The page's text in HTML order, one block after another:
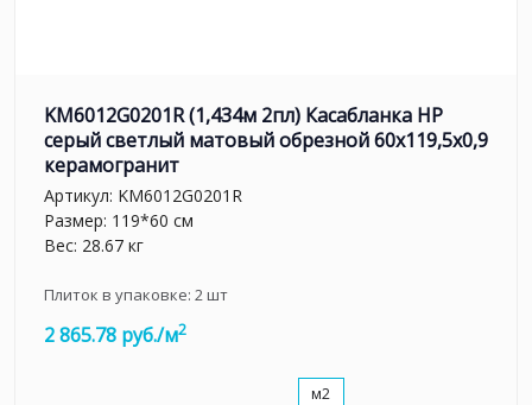
KM6012G0201R (1,434м 2пл) Касабланка HP
серый светлый матовый обрезной 60x119,5x0,9
керамогранит
Артикул: KM6012G0201R
Размер: 119*60 см
Вес: 28.67 кг
Плиток в упаковке: 2шт
2 865.78 руб./м2
м2